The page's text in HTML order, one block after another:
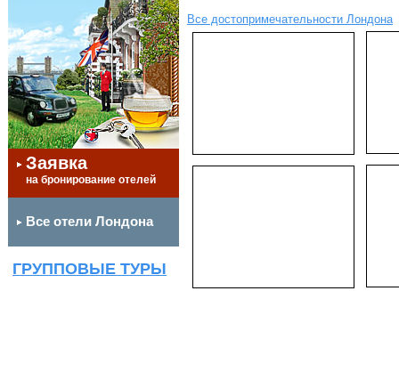
Заявка
на бронирование отелей
Все отели Лондона
ГРУППОВЫЕ ТУРЫ
Все достопримечательности Лондона